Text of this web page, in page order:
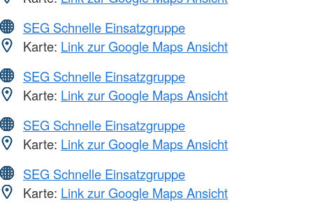
SEG Schnelle Einsatzgruppe
Karte: Link zur Google Maps Ansicht
SEG Schnelle Einsatzgruppe
Karte: Link zur Google Maps Ansicht
SEG Schnelle Einsatzgruppe
Karte: Link zur Google Maps Ansicht
SEG Schnelle Einsatzgruppe
Karte: Link zur Google Maps Ansicht